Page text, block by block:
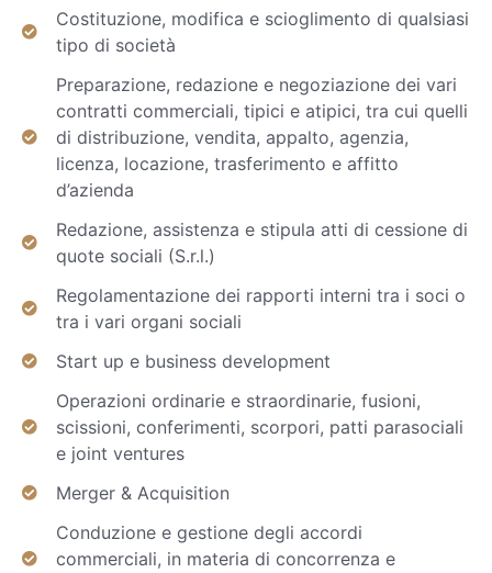
Costituzione, modifica e scioglimento di qualsiasi
tipo di società
Preparazione, redazione e negoziazione dei vari
contratti commerciali, tipici e atipici, tra cui quelli
di distribuzione, vendita, appalto, agenzia,
licenza, locazione, trasferimento e affitto
d’azienda
Redazione, assistenza e stipula atti di cessione di
quote sociali (S.r.l.)
Regolamentazione dei rapporti interni tra i soci o
tra i vari organi sociali
Start up e business development
Operazioni ordinarie e straordinarie, fusioni,
scissioni, conferimenti, scorpori, patti parasociali
e joint ventures
Merger & Acquisition
Conduzione e gestione degli accordi
commerciali, in materia di concorrenza e